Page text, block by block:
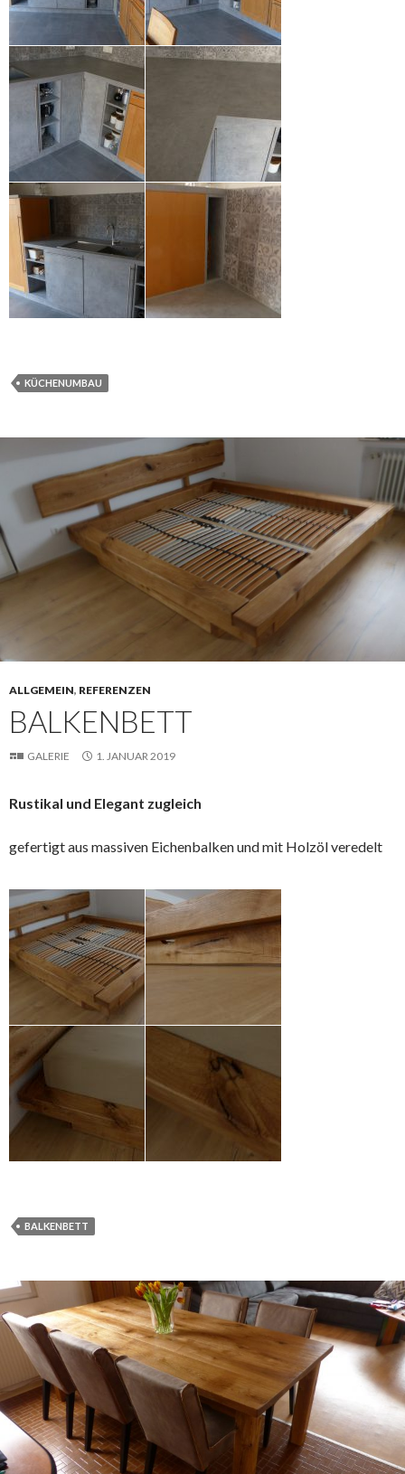
KÜCHENUMBAU
ALLGEMEIN, REFERENZEN
BALKENBETT
GALERIE 1. JANUAR 2019
Rustikal und Elegant zugleich
gefertigt aus massiven Eichenbalken und mit Holzöl veredelt
BALKENBETT